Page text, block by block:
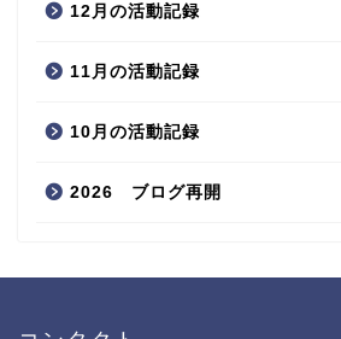
12月の活動記録
11月の活動記録
10月の活動記録
2026 ブログ再開